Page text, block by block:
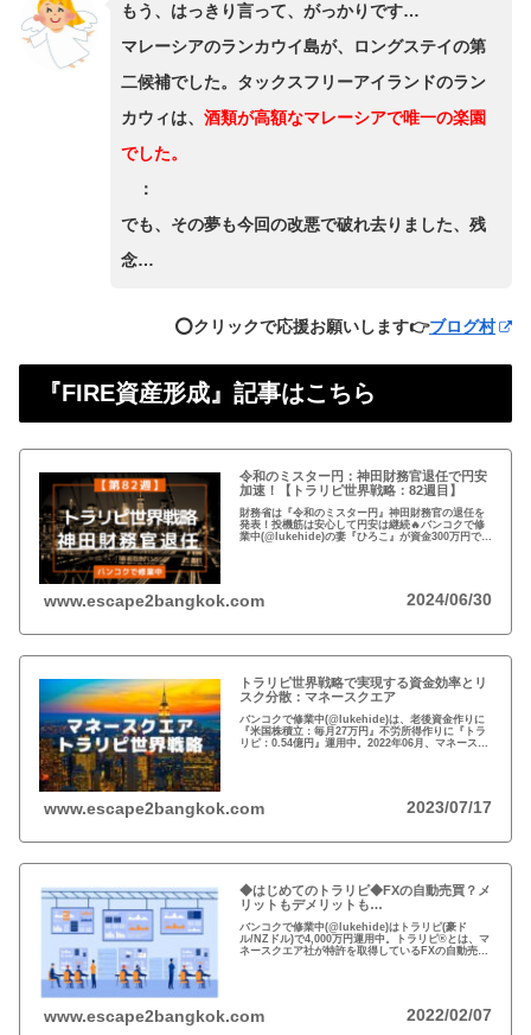
もう、はっきり言って、がっかりです…
マレーシアのランカウイ島が、ロングステイの第
二候補でした。タックスフリーアイランドのラン
カウィは、 酒類が高額なマレーシアで唯一の楽園
でした。
：
でも、その夢も今回の改悪で破れ去りました、残
念…
⭕️クリックで応援お願いします👉ブログ村
『FIRE資産形成』記事はこちら
令和のミスター円：神田財務官退任で円安
加速！【トラリピ世界戦略：82週目】
財務省は『令和のミスター円』神田財務官の退任を
発表！投機筋は安心して円安は継続🔥バンコクで修
業中(@lukehide)の妻『ひろこ』が資金300万円で
www.escape2bangkok.com 2024/06/30
トラリピ世界戦略で実現する資金効率とリ
スク分散：マネースクエア
バンコクで修業中(@lukehide)は、老後資金作りに
『米国株積立：毎月27万円』不労所得作りに『トラ
リピ：0.54億円』運用中。2022年06月、マネースク
www.escape2bangkok.com 2023/07/17
◆はじめてのトラリピ◆FXの自動売買？メ
リットもデメリットも…
バンコクで修業中(@lukehide)はトラリピ(豪ド
ル/NZドル)で4,000万円運用中。トラリピ®とは、マ
ネースクエア社が特許を取得しているFXの自動売買
www.escape2bangkok.com 2022/02/07